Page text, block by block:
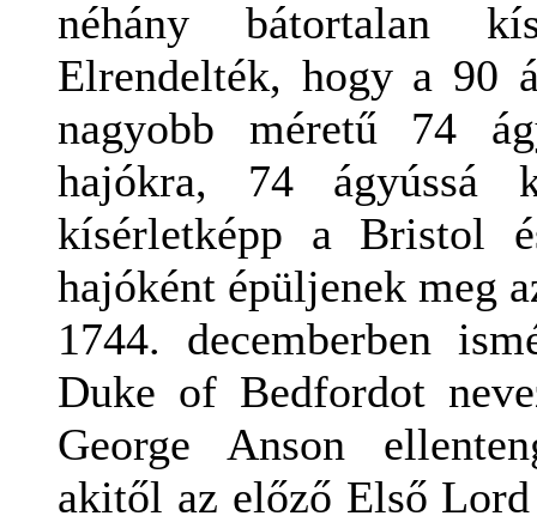
néhány bátortalan
Elrendelték, hogy a 90
nagyobb méretű 74
hajókra, 74 ágyússá
kísérletképp a Bristol
hajóként épüljenek meg
1744. decemberben
Duke of Bedfordot
George Anson
akitől az előző Első Lord